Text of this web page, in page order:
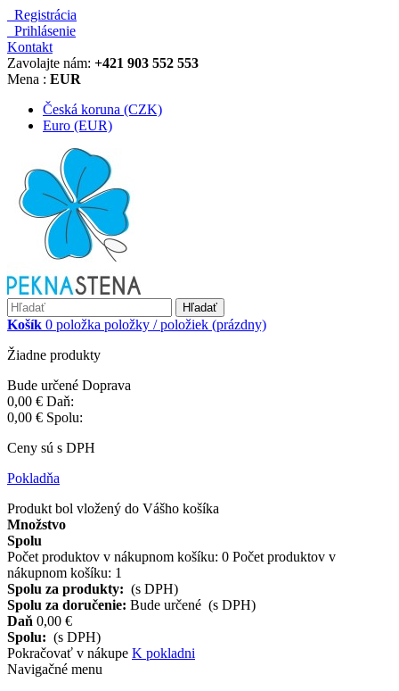
Registrácia
Prihlásenie
Kontakt
Zavolajte nám: +421 903 552 553
Mena : EUR
Česká koruna (CZK)
Euro (EUR)
Hľadať
Košík 0 položka položky / položiek (prázdny)
Žiadne produkty
Bude určené Doprava
0,00 € Daň:
0,00 € Spolu:
Ceny sú s DPH
Pokladňa
Produkt bol vložený do Vášho košíka
Množstvo
Spolu
Počet produktov v nákupnom košíku: 0 Počet produktov v
nákupnom košíku: 1
Spolu za produkty: (s DPH)
Spolu za doručenie: Bude určené (s DPH)
Daň 0,00 €
Spolu: (s DPH)
Pokračovať v nákupe K pokladni
Navigačné menu